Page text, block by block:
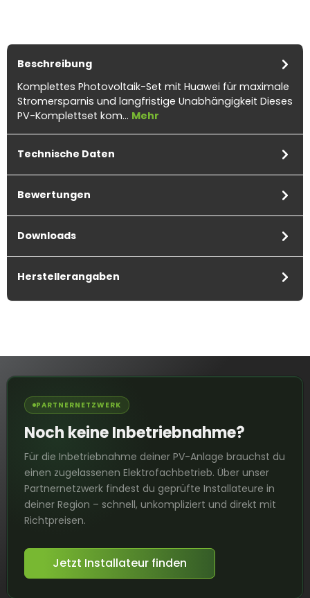
Beschreibung
Komplettes Photovoltaik-Set mit Huawei für maximale
Stromersparnis und langfristige Unabhängigkeit Dieses
PV-Komplettset kom… Mehr
Technische Daten
Bewertungen
Downloads
Herstellerangaben
PARTNERNETZWERK
Noch keine Inbetriebnahme?
Für die Inbetriebnahme deiner PV-Anlage brauchst du
einen zugelassenen Elektrofachbetrieb. Über unser
Partnernetzwerk findest du geprüfte Installateure in
deiner Region – schnell, unkompliziert und direkt mit
Richtpreisen.
Jetzt Installateur finden